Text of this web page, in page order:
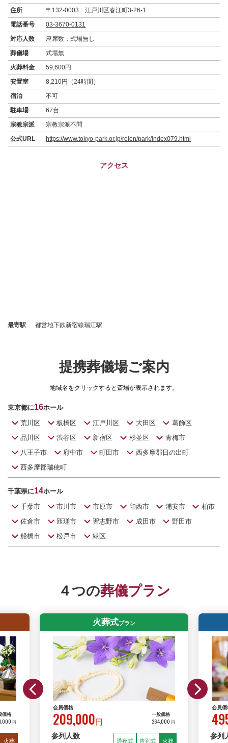
住所
〒132-0003 江戸川区春江町3-26-1
電話番号
03-3670-0131
対応人数
座席数：式場無し
葬儀場
式場無
火葬料金
59,600円
安置室
8,210円（24時間）
宿泊
不可
駐車場
67台
宗教宗派
宗教宗派不問
公式URL
https://www.tokyo-park.or.jp/reien/park/index079.html
アクセス
最寄駅 都営地下鉄新宿線瑞江駅
提携葬儀場ご案内
地域名をクリックすると斎場が表示されます。
東京都に16ホール
荒川区 板橋区 江戸川区 大田区
葛飾区
品川区
渋谷区 新宿区 杉並区
青梅市
八王子市
府中市 町田市
西多摩郡日の出町
西多摩郡瑞穂町
千葉県に14ホール
千葉市 市川市 市原市 印西市 浦安市
柏市
佐倉市
匝瑳市 習志野市 成田市
野田市
船橋市
松戸市 緑区
４つの葬儀プラン
価格
円
火葬
火葬式プラン
会員価格
209,000円
一般価格
264,000 円
参列人数
通夜式 告別式 火葬
会員価
参列